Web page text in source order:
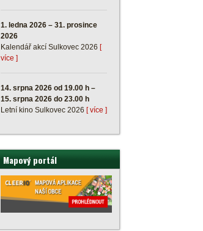
1. ledna 2026 – 31. prosince
2026
Kalendář akcí Sulkovec 2026 [
více ]
14. srpna 2026 od 19.00 h –
15. srpna 2026 do 23.00 h
Letní kino Sulkovec 2026 [ více ]
Mapový portál